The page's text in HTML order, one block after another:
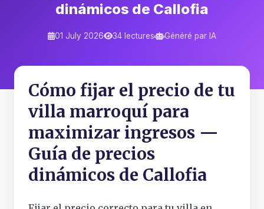
dinámicos de Callofia
01 July 2026 34 lectures Généré par IA
Cómo fijar el precio de tu
villa marroquí para
maximizar ingresos —
Guía de precios
dinámicos de Callofia